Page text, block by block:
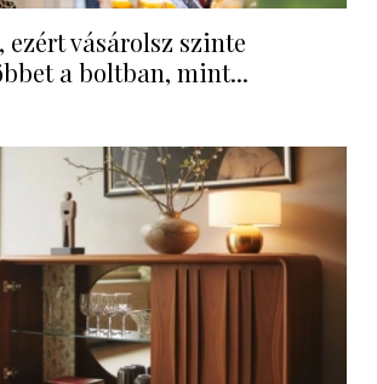
ezért vásárolsz szinte
a boltban, mint...